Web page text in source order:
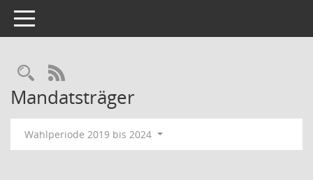
Toggle navigation
Rechercheauswahl
RSS-Feed
Mandatsträger
Wahlperiode 2019 bis 2024